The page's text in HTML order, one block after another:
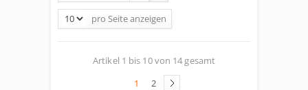
pro Seiteanzeigen
Artikel 1 bis 10 von 14 gesamt
1
2